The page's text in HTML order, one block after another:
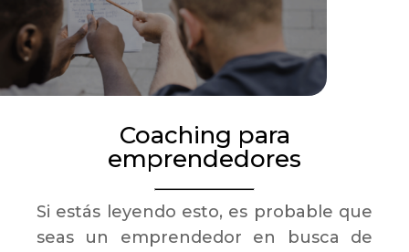
Coaching para
emprendedores
Si estás leyendo esto, es probable que
seas un emprendedor en busca de